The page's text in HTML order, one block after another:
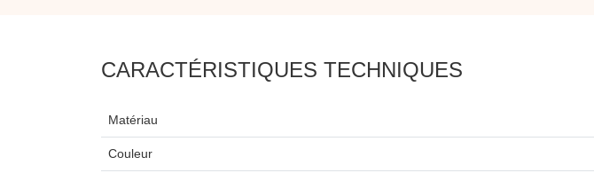
CARACTÉRISTIQUES TECHNIQUES
Matériau
Couleur